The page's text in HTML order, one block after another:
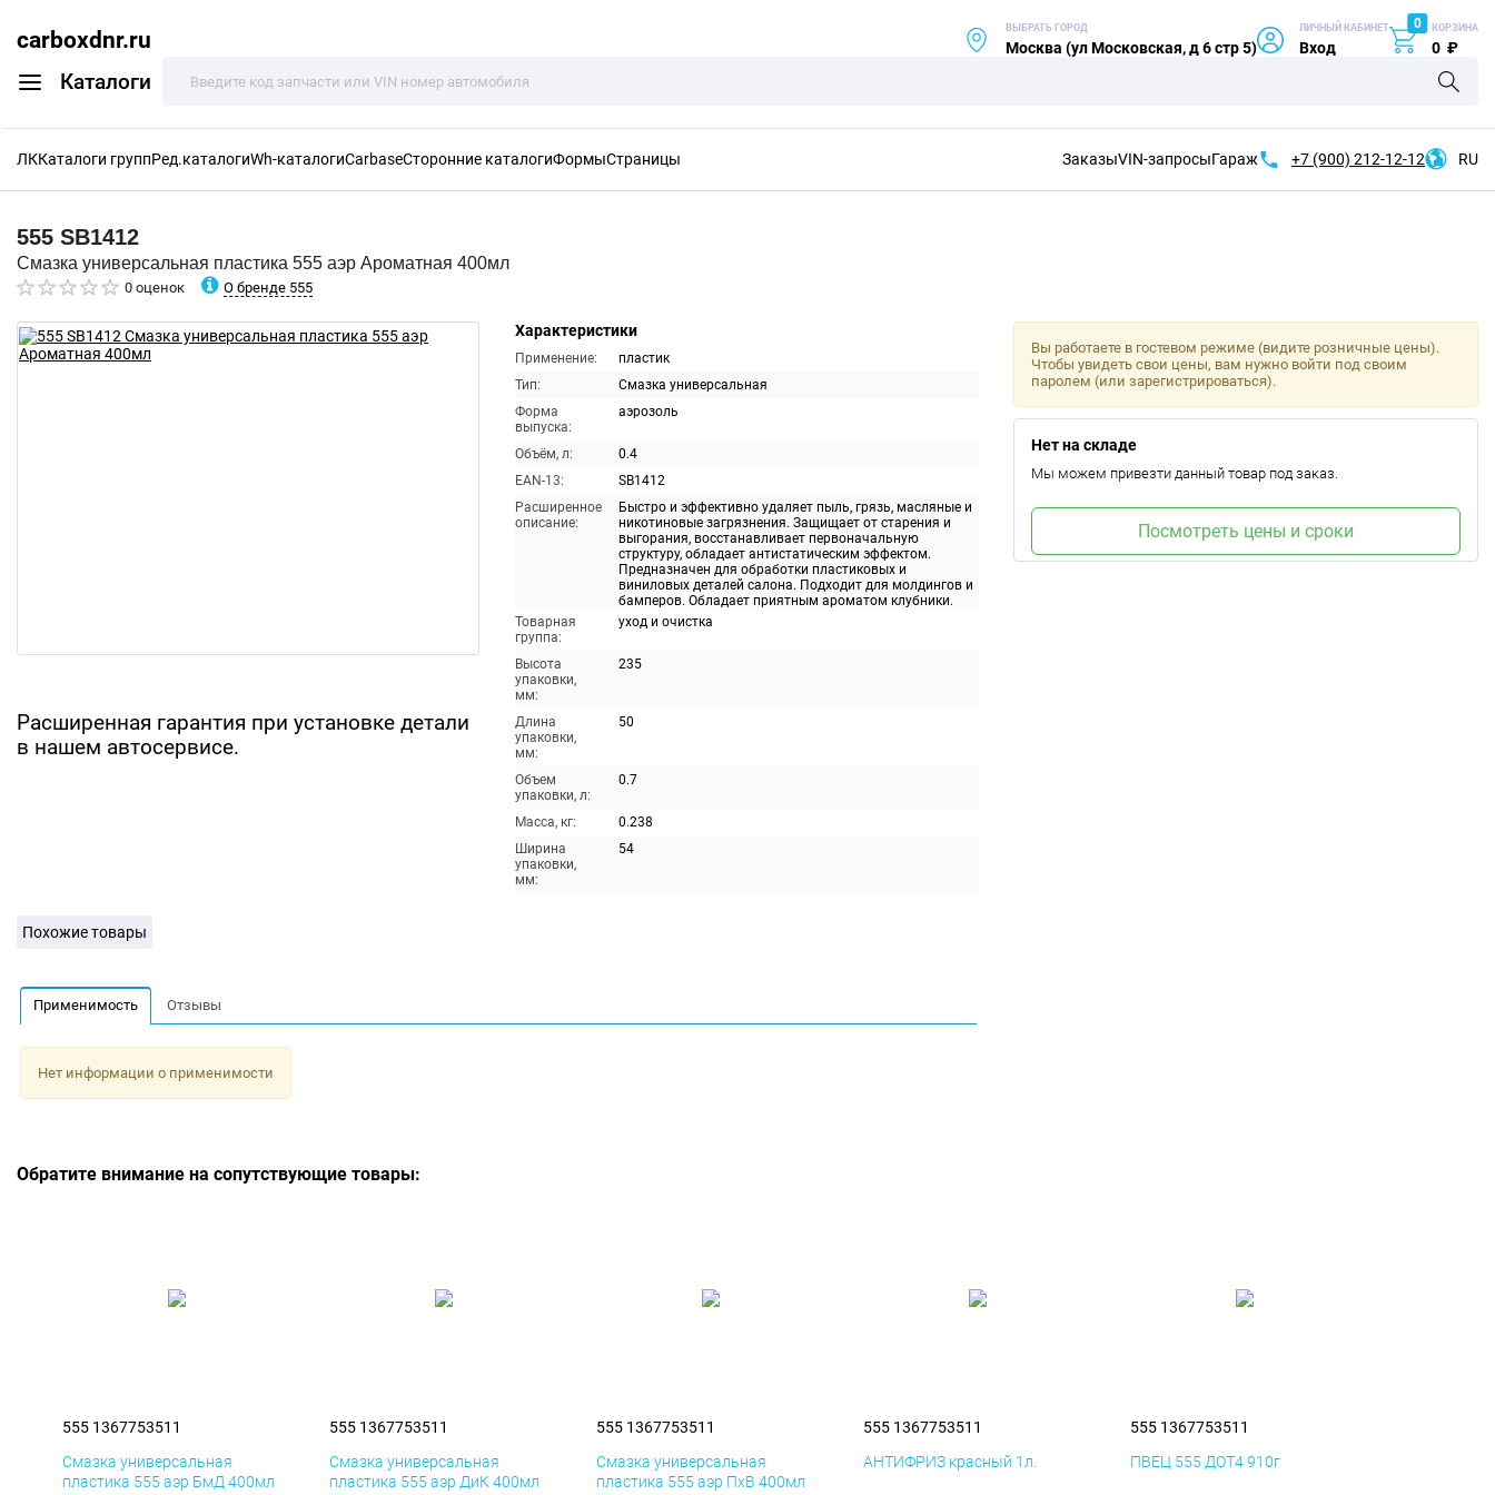
carboxdnr.ru
Каталоги
ВЫБРАТЬ ГОРОД
Москва (ул Московская, д 6 стр 5)
ЛИЧНЫЙ КАБИНЕТ
Вход
0 КОРЗИНА
0 ₽
ЛККаталоги группРед.каталогиWh-каталогиCarbaseСторонние каталогиФормыСтраницы ЗаказыVIN-запросыГараж +7 (900) 212-12-12 RU
555 SB1412
Смазка универсальная пластика 555 аэр Ароматная 400мл
0 оценок О бренде 555
Расширенная гарантия при установке детали
в нашем автосервисе.
Характеристики
Применение:
пластик
Тип:
Смазка универсальная
Форма
выпуска:
аэрозоль
Объём, л:
0.4
EAN-13:
SB1412
Расширенное
описание:
Быстро и эффективно удаляет пыль, грязь, масляные и
никотиновые загрязнения. Защищает от старения и
выгорания, восстанавливает первоначальную
структуру, обладает антистатическим эффектом.
Предназначен для обработки пластиковых и
виниловых деталей салона. Подходит для молдингов и
бамперов. Обладает приятным ароматом клубники.
Товарная
группа:
уход и очистка
Высота
упаковки,
мм:
235
Длина
упаковки,
мм:
50
Объем
упаковки, л:
0.7
Масса, кг:
0.238
Ширина
упаковки,
мм:
54
Вы работаете в гостевом режиме (видите розничные цены).
Чтобы увидеть свои цены, вам нужно войти под своим
паролем (или зарегистрироваться).
Нет на складе
Мы можем привезти данный товар под заказ.
Посмотреть цены и сроки
Похожие товары
Применимость Отзывы
Нет информации о применимости
Обратите внимание на сопутствующие товары:
555 1367753511
Смазка универсальная
пластика 555 аэр БмД 400мл
555 1367753511
Смазка универсальная
пластика 555 аэр ДиК 400мл
555 1367753511
Смазка универсальная
пластика 555 аэр ПхВ 400мл
555 1367753511
АНТИФРИЗ красный 1л.
555 1367753511
ПВЕЦ 555 ДОТ4 910г